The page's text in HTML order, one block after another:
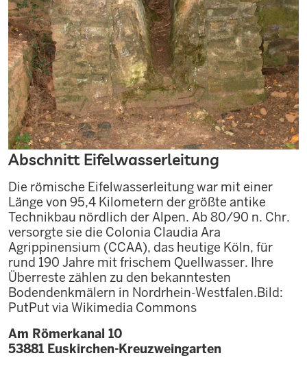
Abschnitt Eifelwasserleitung
Die römische Eifelwasserleitung war mit einer
Länge von 95,4 Kilometern der größte antike
Technikbau nördlich der Alpen. Ab 80/90 n. Chr.
versorgte sie die Colonia Claudia Ara
Agrippinensium (CCAA), das heutige Köln, für
rund 190 Jahre mit frischem Quellwasser. Ihre
Überreste zählen zu den bekanntesten
Bodendenkmälern in Nordrhein-Westfalen.Bild:
PutPut via Wikimedia Commons
Am Römerkanal 10
53881 Euskirchen-Kreuzweingarten